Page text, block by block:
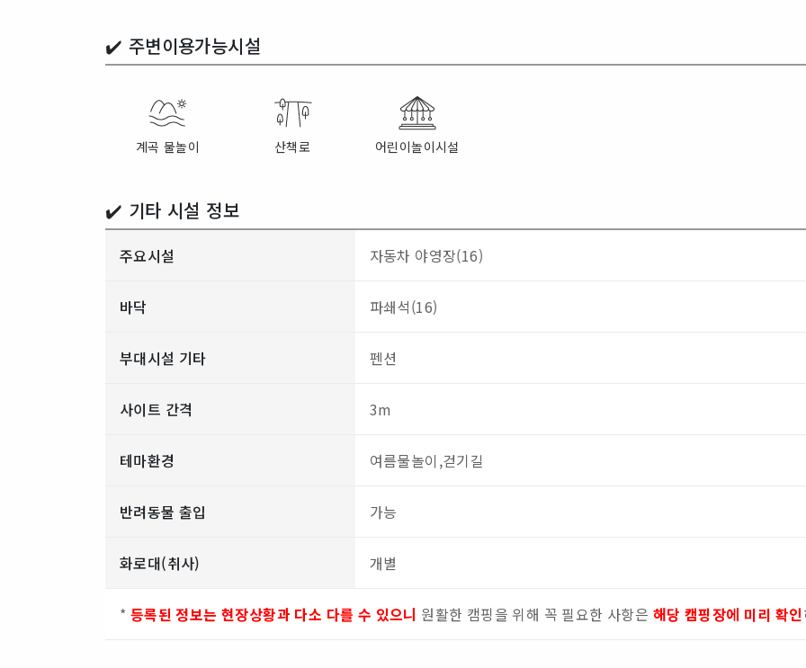
✔️ 주변이용가능시설
계곡 물놀이 산책로 어린이놀이시설
✔️ 기타 시설 정보
주요시설 자동차 야영장(16)
바닥 파쇄석(16)
부대시설 기타 펜션
사이트 간격 3m
테마환경 여름물놀이,걷기길
반려동물 출입 가능
화로대(취사) 개별
* 등록된 정보는 현장상황과 다소 다를 수 있으니 원활한 캠핑을 위해 꼭 필요한 사항은 해당 캠핑장에 미리 확인